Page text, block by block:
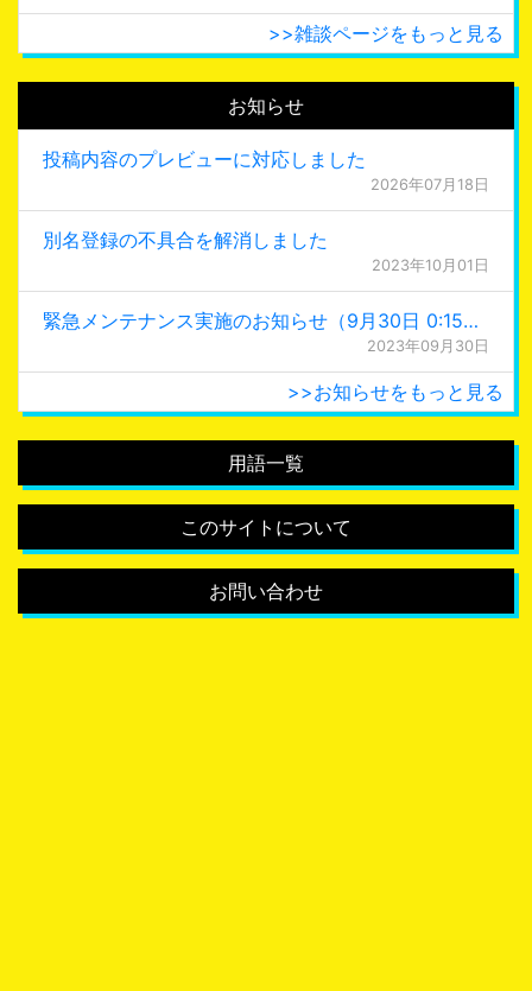
>>雑談ページをもっと見る
お知らせ
投稿内容のプレビューに対応しました
2026年07月18日
別名登録の不具合を解消しました
2023年10月01日
緊急メンテナンス実施のお知らせ（9月30日 0:15更新）
2023年09月30日
>>お知らせをもっと見る
用語一覧
このサイトについて
お問い合わせ